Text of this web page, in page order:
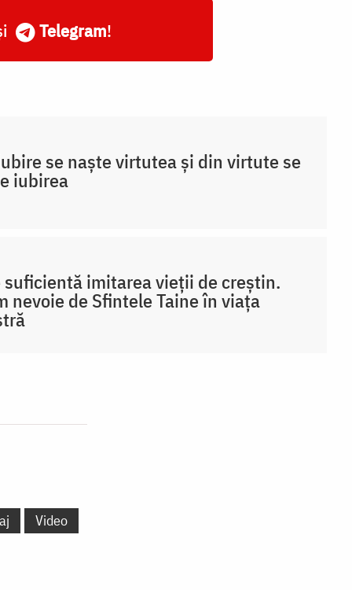
Telegram!
se naște virtutea și din virtute se
iubirea
suficientă imitarea vieții de creștin.
nevoie de Sfintele Taine în viața
Video